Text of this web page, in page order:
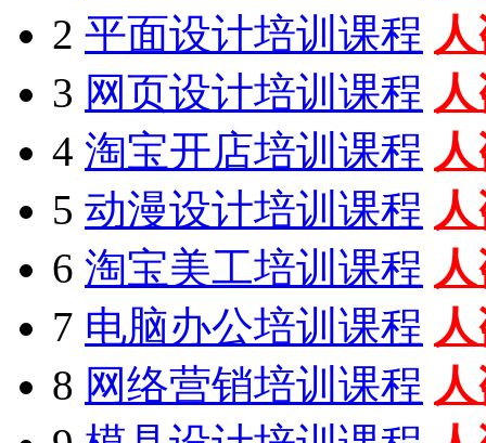
2 平面设计培训课程
3 网页设计培训课程
4 淘宝开店培训课程
5 动漫设计培训课程
6 淘宝美工培训课程
7 电脑办公培训课程
8 网络营销培训课程